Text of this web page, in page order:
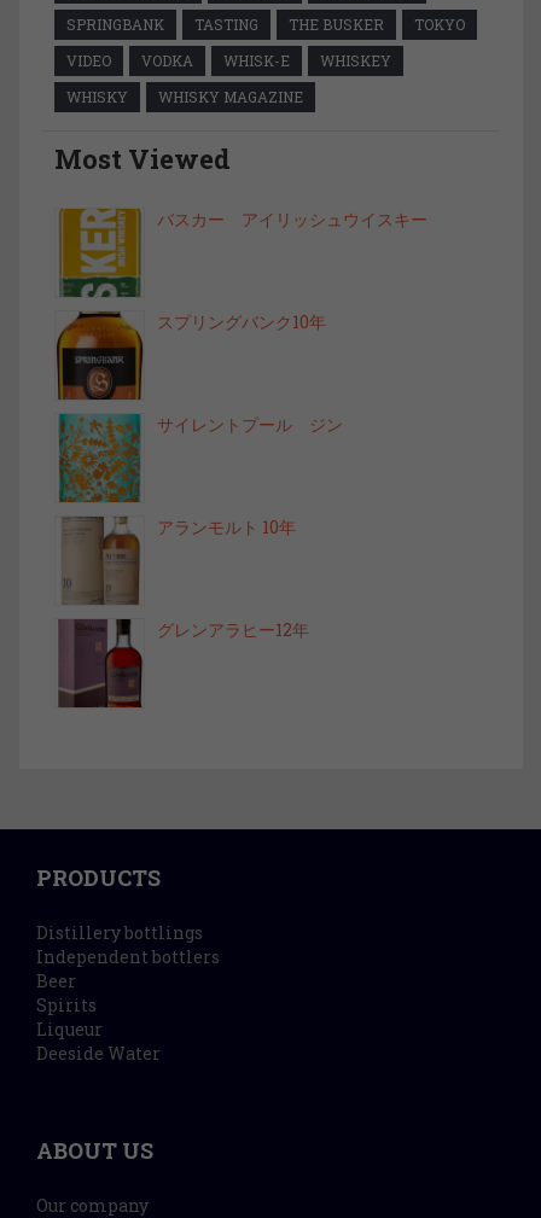
SPRINGBANK
TASTING THE BUSKER
TOKYO
VIDEO
VODKA WHISK-E
WHISKEY
WHISKY
WHISKY MAGAZINE
Most Viewed
バスカー アイリッシュウイスキー
スプリングバンク10年
サイレントプール ジン
アランモルト 10年
グレンアラヒー12年
PRODUCTS
Distillery bottlings
Independent bottlers
Beer
Spirits
Liqueur
Deeside Water
ABOUT US
Our company